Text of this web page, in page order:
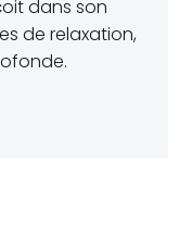
dans son
de relaxation,